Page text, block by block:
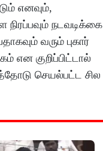
எனவும்,
நடவடிக்கை
வரும் புகார்
என குறிப்பிட்டால்
செயல்பட்ட சில